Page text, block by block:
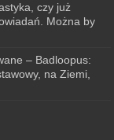
czy już
Można by
– Badloopus:
na Ziemi,